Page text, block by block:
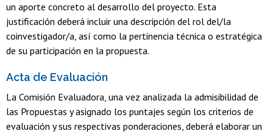
un aporte concreto al desarrollo del proyecto. Esta
justificación deberá incluir una descripción del rol del/la
coinvestigador/a, así como la pertinencia técnica o estratégica
de su participación en la propuesta.
Acta de Evaluación
La Comisión Evaluadora, una vez analizada la admisibilidad de
las Propuestas y asignado los puntajes según los criterios de
evaluación y sus respectivas ponderaciones, deberá elaborar un